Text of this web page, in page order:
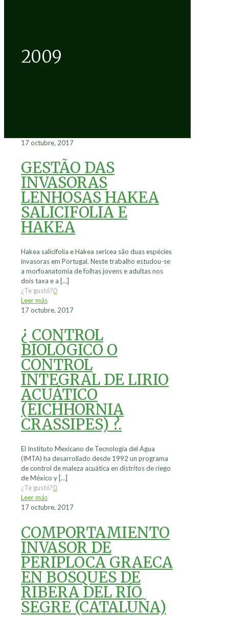
2009
17 octubre, 2017
GESTÃO DAS
INVASORAS
LENHOSAS HAKEA
SALICIFOLIA E
HAKEA
Hakea salicifolia e Hakea sericea são duas espécies
invasoras em Portugal. Neste trabalho estudou-se
a morfoanatomia de folhas jovens e adultas nos
dois taxa e a […]
¿Te gustó?0
Leer más
17 octubre, 2017
¿ CONTROL
BIOLÓGICO O
CONTROL
INTEGRAL DE LIRIO
ACUÁTICO
(EICHHORNIA
CRASSIPES) ?.
El Instituto Mexicano de Tecnología del Agua
(IMTA) ha desarrollado desde 1992 un programa
de control de maleza acuática en distritos de riego
de México y […]
¿Te gustó?0
Leer más
17 octubre, 2017
COMPORTAMIENTO
INVASOR DE
PERIPLOCA GRAECA
EN BOSQUES DE
RIBERA DEL RÍO
SEGRE (CATALUÑA)